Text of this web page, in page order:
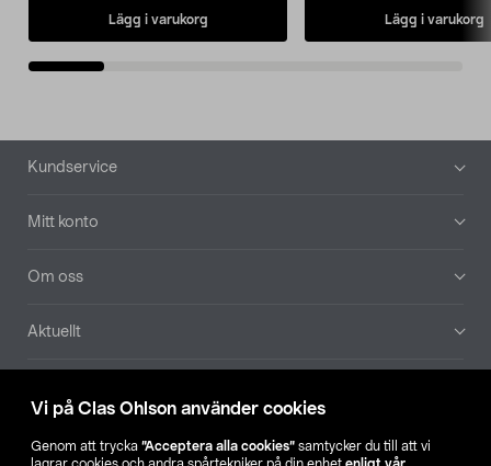
Vi på Clas Ohlson använder cookies
Genom att trycka ”Acceptera alla cookies” samtycker du till att vi
Lägg i varukorg Lägg i varukorg
Sidfot
Kundservice
Mitt konto
Om oss
Aktuellt
Hitta butik